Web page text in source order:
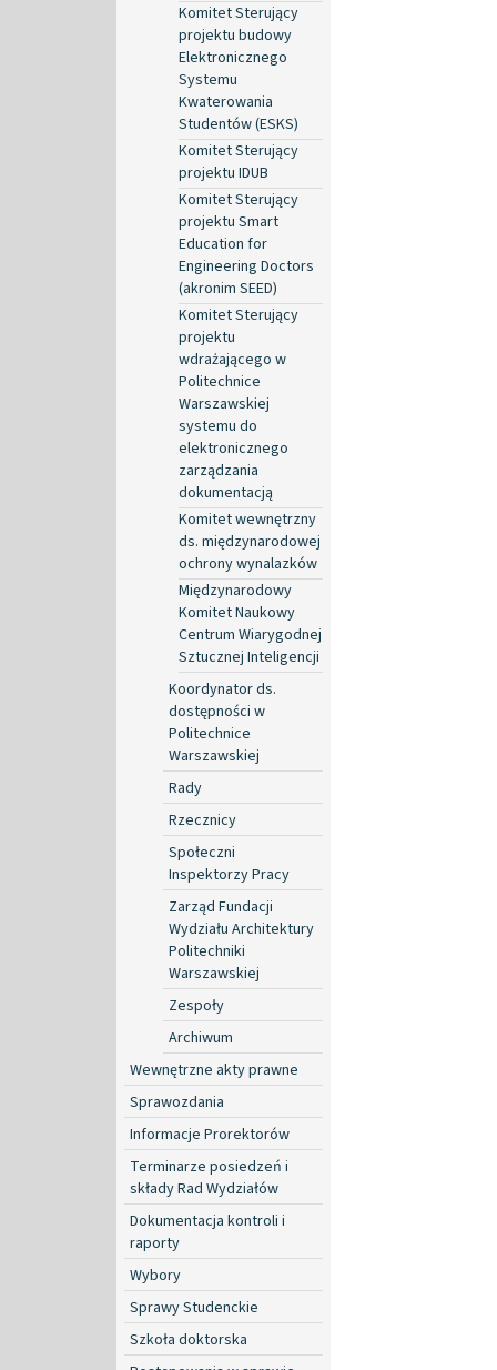
Komitet Sterujący
projektu budowy
Elektronicznego
Systemu
Kwaterowania
Studentów (ESKS)
Komitet Sterujący
projektu IDUB
Komitet Sterujący
projektu Smart
Education for
Engineering Doctors
(akronim SEED)
Komitet Sterujący
projektu
wdrażającego w
Politechnice
Warszawskiej
systemu do
elektronicznego
zarządzania
dokumentacją
Komitet wewnętrzny
ds. międzynarodowej
ochrony wynalazków
Międzynarodowy
Komitet Naukowy
Centrum Wiarygodnej
Sztucznej Inteligencji
Koordynator ds.
dostępności w
Politechnice
Warszawskiej
Rady
Rzecznicy
Społeczni
Inspektorzy Pracy
Zarząd Fundacji
Wydziału Architektury
Politechniki
Warszawskiej
Zespoły
Archiwum
Wewnętrzne akty prawne
Sprawozdania
Informacje Prorektorów
Terminarze posiedzeń i
składy Rad Wydziałów
Dokumentacja kontroli i
raporty
Wybory
Sprawy Studenckie
Szkoła doktorska